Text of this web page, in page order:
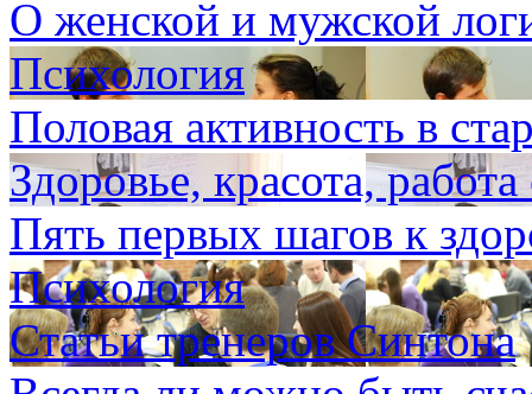
О женской и мужской
Психология
Половая активность в
Здоровье, красота,
Пять первых шагов к
Психология
Статьи тренеров Синтона